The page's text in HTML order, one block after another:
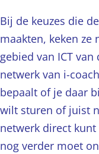
Bij de keuzes die
maakten, keken ze
gebied van ICT
netwerk van i-
bepaalt of je daar
wilt sturen of juist
netwerk direct
nog verder moet